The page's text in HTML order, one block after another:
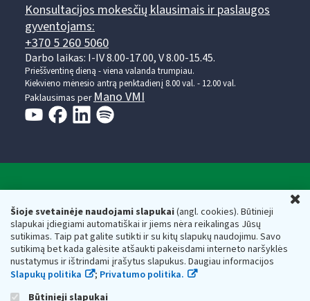
Šioje svetainėje naudojami slapukai(angl. cookies). Būtinieji
slapukai įdiegiami automatiškai ir jiems nėra reikalingas Jūsų
sutikimas. Taip pat galite sutikti ir su kitų slapukų naudojimu. Savo
sutikimą bet kada galėsite atšaukti pakeisdami interneto naršyklės
nustatymus ir ištrindami įrašytus slapukus. Daugiau informacijos
Slapukų politika
; Privatumo politika.
Būtinieji slapukai
Konsultacijos mokesčių klausimais ir paslaugos
gyventojams:
+370 5 260 5060
Darbo laikas: I-IV 8.00-17.00, V 8.00-15.45.
Prieššventinę dieną - viena valanda trumpiau.
Kiekvieno mėnesio antrą penktadienį 8.00 val. - 12.00 val.
Paklausimas per Mano VMI
Respublikos finansų ministerijos
Biudžetinė įstaiga. Juridinio asmens kodas — 188659752,
adresas: Vasario 16-osios g. 14, 01107 Vilnius, Lietuva, el.paštas:
vmi@vmi.lt, E. pristatymo dėžutės adresas 188659752
Duomenys apie Valstybinę mokesčių inspekciją prie Lietuvos
Respublikos finansų ministerijos kaupiami ir saugomi Juridinių